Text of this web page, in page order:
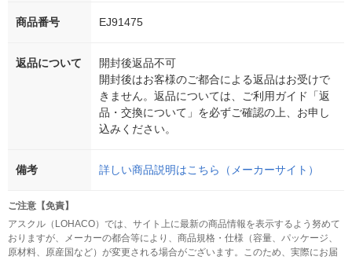
商品番号 EJ91475
返品について
開封後返品不可
開封後はお客様のご都合による返品はお受けで
きません。返品については、ご利用ガイド「返
品・交換について」を必ずご確認の上、お申し
込みください。
備考 詳しい商品説明はこちら（メーカーサイト）
ご注意【免責】
アスクル（LOHACO）では、サイト上に最新の商品情報を表示するよう努めて
おりますが、メーカーの都合等により、商品規格・仕様（容量、パッケージ、
原材料、原産国など）が変更される場合がございます。このため、実際にお届